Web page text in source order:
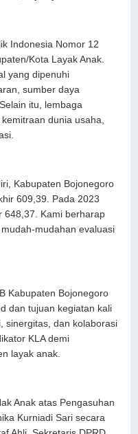
Indonesia Nomor 12
Kota Layak Anak.
yang dipenuhi
sumber daya
itu, lembaga
dunia usaha,
Kabupaten Bojonegoro
609,39. Pada 2023
648,37. Kami berharap
mudahan evaluasi
Kabupaten Bojonegoro
dan tujuan kegiatan kali
sinergitas, dan kolaborasi
KLA demi
layak anak.
Anak atas Pengasuhan
Kurniadi Sari secara